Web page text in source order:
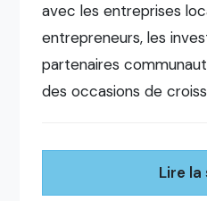
avec les entreprises
entrepreneurs, les
partenaires
des occasions de
Lire la